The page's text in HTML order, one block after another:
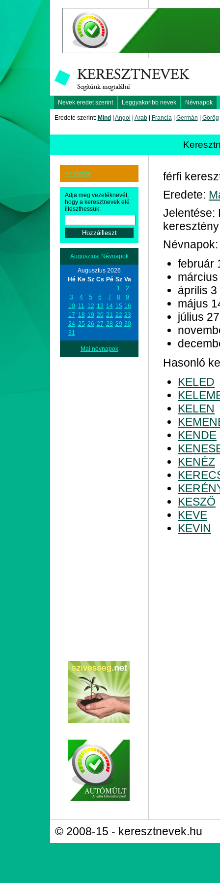
Nevek eredet szerint Leggyakoribb nevek Névnapok
Eredete szerint: Mind Angol Arab| Francia| Germán Görög
<< Vissza
Adja meg vezetéknevét,
hogy a keresztnevek elé
illeszthessük:
Augusztusi Névnapok
Augusztus 2026
Hé Ke Sz Cs Pé Sz Va
1
2
3
4 5 6 7 8
9
10 11 12 13 14 15 16
17 18 19 20 21 22 23
24 25 26 27 28 29 30
31
Mai névnapok
férfi
Eredete:
Jelentése:
keresztény
Névnapok:
február
április 3
május
július 27
Hasonló
KELED
KELEN
KENDE
KENÉZ
KESZŐ
KEVE
KEVIN
© 2008-15 - keresztnevek.hu